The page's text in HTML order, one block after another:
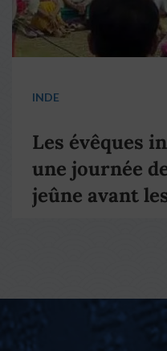
INDE
Les évêques
une journée
jeûne avant